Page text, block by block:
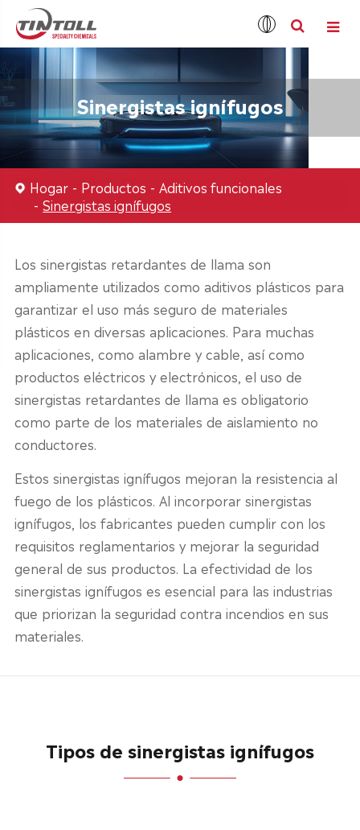
Sinergistas ignífugos
Hogar Productos
Aditivos funcionales
Sinergistas ignífugos
Los sinergistas retardantes de llama son
ampliamente utilizados como aditivos plásticos para
garantizar el uso más seguro de materiales
plásticos en diversas aplicaciones. Para muchas
aplicaciones, como alambre y cable, así como
productos eléctricos y electrónicos, el uso de
sinergistas retardantes de llama es obligatorio
como parte de los materiales de aislamiento no
conductores.
Estos sinergistas ignífugos mejoran la resistencia al
fuego de los plásticos. Al incorporar sinergistas
ignífugos, los fabricantes pueden cumplir con los
requisitos reglamentarios y mejorar la seguridad
general de sus productos. La efectividad de los
sinergistas ignífugos es esencial para las industrias
que priorizan la seguridad contra incendios en sus
materiales.
Tipos de sinergistas ignífugos